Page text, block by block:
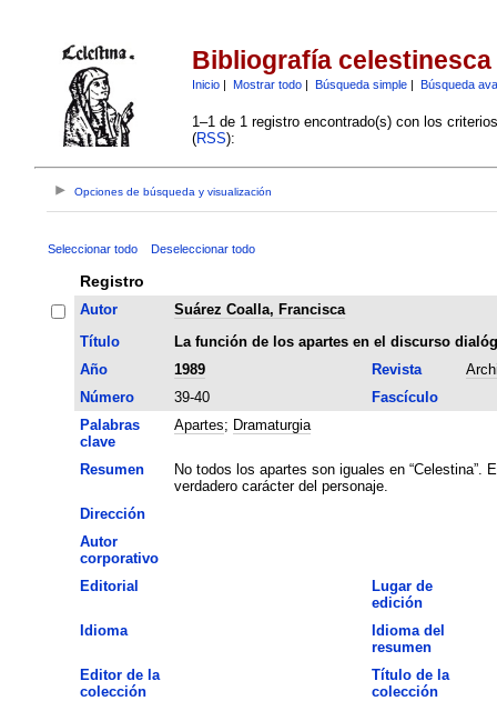
Bibliografía celestinesca
Inicio| Mostrar todo| Búsqueda simple| Búsqueda
1–1 de 1 registro encontrado(s) con los
(RSS):
Opciones de búsqueda y visualización
Seleccionar todo Deseleccionar todo
Registro
Autor
Suárez Coalla, Francisca
Título
La función de los apartes en el discurso
Año
1989 Revista
Número
39-40
Fascículo
Palabras
clave
Apartes; Dramaturgia
Resumen
No todos los apartes son iguales en
verdadero carácter del personaje.
Dirección
Autor
corporativo
Editorial
Lugar de
edición
Idioma
Idioma del
resumen
Editor de la
colección
Título de la
colección